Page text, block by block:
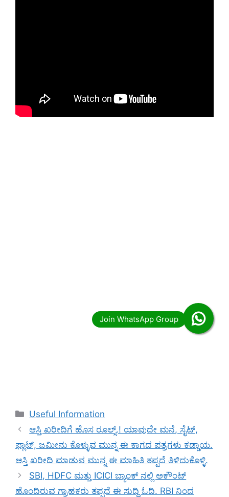
Categories
Useful Information
ಆಸ್ತಿ ಖರೀದಿಗೆ ಹೊಸ ರೂಲ್ಸ್.! ಯಾವುದೇ ಮನೆ, ಸೈಟ್,
ಫ್ಲಾಟ್, ಜಮೀನು ಕೊಳ್ಳುವ ಮುನ್ನ ಈ ಕಾಗದ ಪತ್ರಗಳು ಕಡ್ಡಾಯ.
ಆಸ್ತಿ ಖರೀದಿ ಮಾಡುವ ಮುನ್ನ ಈ ಮಾಹಿತಿ ತಪ್ಪದೆ ತಿಳಿದುಕೊಳ್ಳಿ.
SBI, HDFC ಮತ್ತು ICICI ಬ್ಯಾಂಕ್ ನಲ್ಲಿ ಅಕೌಂಟ್
ಹೊಂದಿರುವ ಗ್ರಾಹಕರು ತಪ್ಪದೆ ಈ ಸುದ್ದಿ ಓದಿ. RBI ನಿಂದ